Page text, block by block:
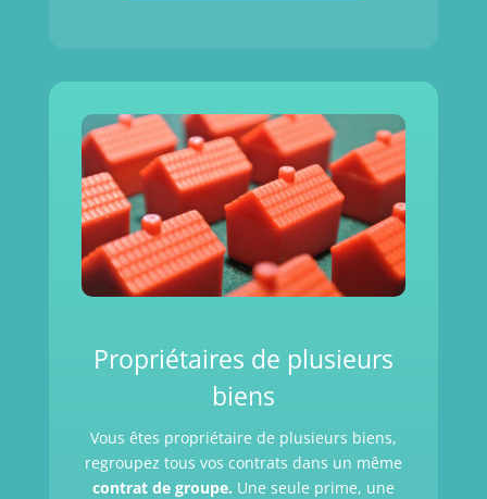
Propriétaires de plusieurs
biens
Vous êtes propriétaire de plusieurs biens,
regroupez tous vos contrats dans un même
contrat de groupe. Une seule prime, une